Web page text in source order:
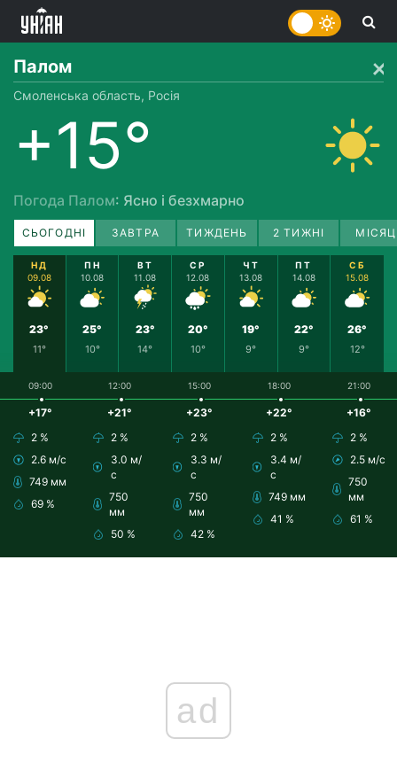
Палом
Смоленська область, Росія
+15°
Погода Палом: Ясно і безхмарно
СЬОГОДНІ ЗАВТРА ТИЖДЕНЬ 2 ТИЖНІ
НД
09.08
23°
11°
ПН
10.08
25°
10°
ВТ
11.08
23°
14°
СР
12.08
20°
10°
ЧТ
13.08
19°
9°
ПТ
14.08
22°
9°
СБ
15.08
26°
12°
09:00
+17°
2 %
2.6 м/с
749 мм
69 %
12:00
+21°
2 %
3.0 м/
с
750
мм
50 %
15:00
+23°
2 %
3.3 м/
с
750
мм
42 %
18:00
+22°
2 %
3.4 м/
с
749 мм
41 %
21:00
+16°
2 %
2.5 м/с
750
мм
61 %
ad